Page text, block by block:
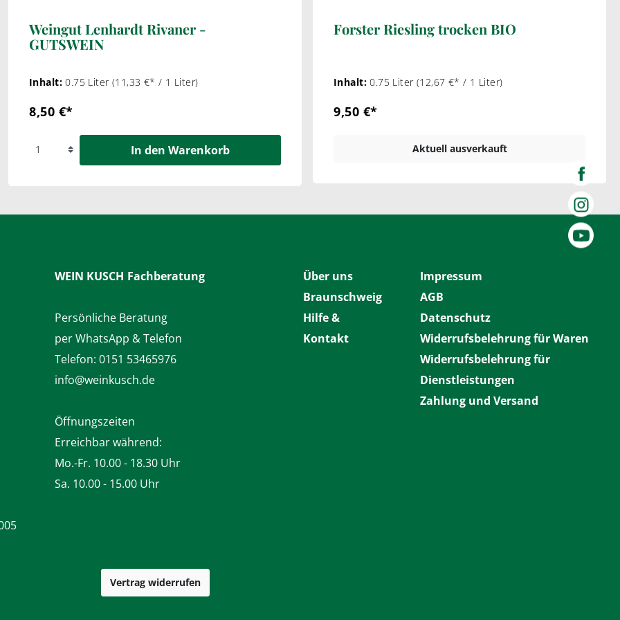
Weingut Lenhardt Rivaner -
GUTSWEIN
Inhalt:0.75 Liter (11,33 €* / 1 Liter)
8,50 €*
In den Warenkorb
Forster Riesling trocken BIO
Inhalt:0.75 Liter (12,67 €* / 1 Liter)
9,50 €*
Aktuell ausverkauft
WEIN KUSCH Fachberatung
Persönliche Beratung
per WhatsApp & Telefon
Telefon: 0151 53465976
info@weinkusch.de
Öffnungszeiten
Erreichbar während:
Mo.-Fr. 10.00 - 18.30 Uhr
Sa. 10.00 - 15.00 Uhr
Über uns
Braunschweig
Hilfe &
Kontakt
Impressum
AGB
Datenschutz
Widerrufsbelehrung für Waren
Widerrufsbelehrung für
Dienstleistungen
Zahlung und Versand
Vertrag widerrufen